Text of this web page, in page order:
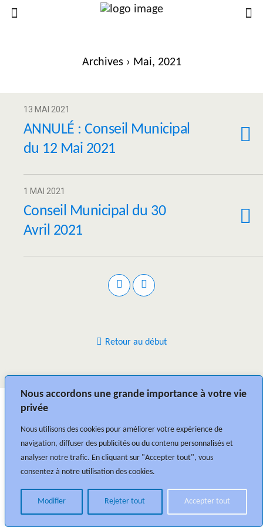
Nous accordons une grande importance à votre vie
privée
Nous utilisons des cookies pour améliorer votre expérience de
navigation, diffuser des publicités ou du contenu personnalisés et
analyser notre trafic. En cliquant sur "Accepter tout", vous
consentez à notre utilisation des cookies.
Modifier Rejeter tout Accepter tout
Archives › Mai, 2021
13 MAI 2021
ANNULÉ : Conseil Municipal
du 12 Mai 2021
1 MAI 2021
Conseil Municipal du 30
Avril 2021
Retour au début